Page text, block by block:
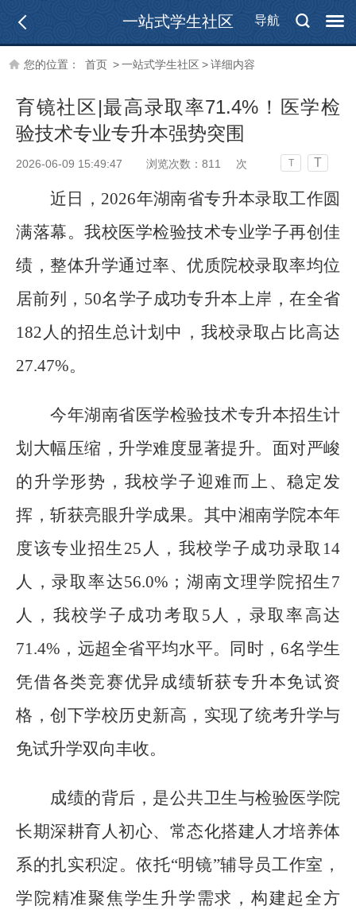
导航
一站式学生社区
您的位置： 首页 >一站式学生社区 >详细内容
育镜社区|最高录取率71.4%！医学检
验技术专业专升本强势突围
2026-06-09 15:49:47 浏览次数： 811 次 T T
近日， 2026年湖南省专升本录取工作圆
满落幕。 我校医学检验技术专业学子再创佳
绩，整体升学通过率、优质院校录取率均位
居前列， 50名学子成功专升本上岸，在全省
182人的招生总计划中，我校录取占比高达
27.47%。
今年湖南省医学检验技术专升本招生计
划大幅压缩，升学难度显著提升。面对严峻
的升学形势，我校学子迎难而上、稳定发
挥，斩获亮眼升学成果。其中湘南学院本年
度该专业招生 25人，我校学子成功录取 14
人，录取率达56.0%；湖南文理学院招生7
人，我校学子成功考取 5人，录取率高达
71.4%，远超全省平均水平。同时，6名学生
凭借各类竞赛优异成绩斩获专升本免试资
格，创下学校历史新高，实现了统考升学与
免试升学双向丰收。
成绩的背后，是公共卫生与检验医学院
长期深耕育人初心、常态化搭建人才培养体
系的扎实积淀。依托“明镜”辅导员工作室，
学 院精准聚焦学生升学需求，构建起全方